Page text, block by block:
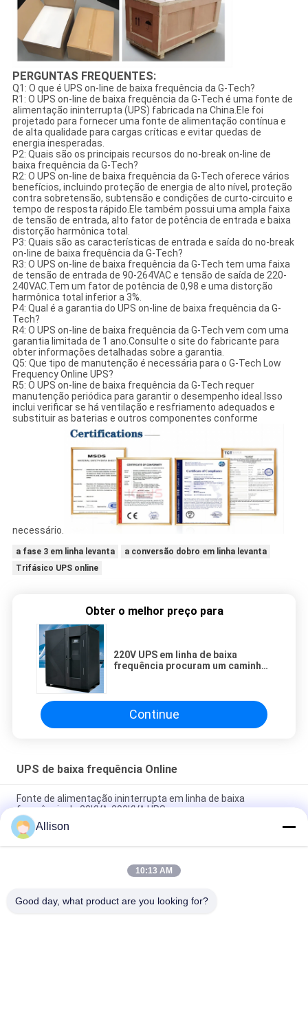
PERGUNTAS FREQUENTES:
Q1: O que é UPS on-line de baixa frequência da G-Tech?
R1: O UPS on-line de baixa frequência da G-Tech é uma fonte de
alimentação ininterrupta (UPS) fabricada na China.Ele foi
projetado para fornecer uma fonte de alimentação contínua e
de alta qualidade para cargas críticas e evitar quedas de
energia inesperadas.
P2: Quais são os principais recursos do no-break on-line de
baixa frequência da G-Tech?
R2: O UPS on-line de baixa frequência da G-Tech oferece vários
benefícios, incluindo proteção de energia de alto nível, proteção
contra sobretensão, subtensão e condições de curto-circuito e
tempo de resposta rápido.Ele também possui uma ampla faixa
de tensão de entrada, alto fator de potência de entrada e baixa
distorção harmônica total.
P3: Quais são as características de entrada e saída do no-break
on-line de baixa frequência da G-Tech?
R3: O UPS on-line de baixa frequência da G-Tech tem uma faixa
de tensão de entrada de 90-264VAC e tensão de saída de 220-
240VAC.Tem um fator de potência de 0,98 e uma distorção
harmônica total inferior a 3%.
P4: Qual é a garantia do UPS on-line de baixa frequência da G-
Tech?
R4: O UPS on-line de baixa frequência da G-Tech vem com uma
garantia limitada de 1 ano.Consulte o site do fabricante para
obter informações detalhadas sobre a garantia.
Q5: Que tipo de manutenção é necessária para o G-Tech Low
Frequency Online UPS?
R5: O UPS on-line de baixa frequência da G-Tech requer
manutenção periódica para garantir o desempenho ideal.Isso
inclui verificar se há ventilação e resfriamento adequados e
substituir as baterias e outros componentes conforme
necessário.
a fase 3 em linha levanta
a conversão dobro em linha levanta
Trifásico UPS online
Obter o melhor preço para
220V UPS em linha de baixa
frequência procuram um caminho
Continue
UPS de baixa frequência Online
Fonte de alimentação ininterrupta em linha de baixa
frequência de 20KVA-200KVA UPS
Três fases UPS em linha de baixa frequência com a
microplaqueta eficiente alta de DSP
Em linha trifásico de baixa frequência levanta, conversão
Allison
10:13 AM
Good day, what product are you looking for?